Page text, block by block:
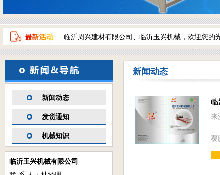
临沂周兴建材有限公司、临沂玉兴机械，欢迎您的
新闻动态
发货通知
机械知识
临沂玉兴机械有限公司
新闻动态
临
来
覆